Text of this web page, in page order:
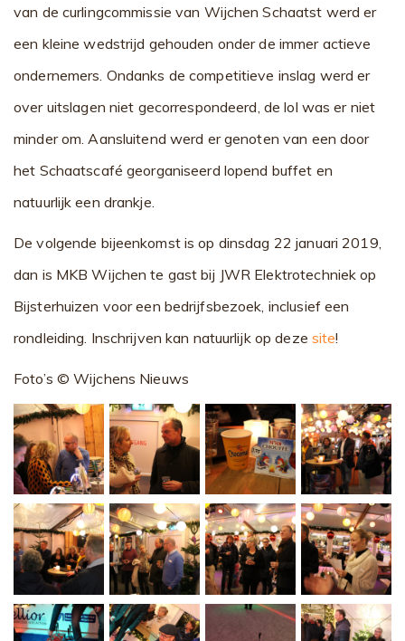
van de curlingcommissie van Wijchen Schaatst werd er
een kleine wedstrijd gehouden onder de immer actieve
ondernemers. Ondanks de competitieve inslag werd er
over uitslagen niet gecorrespondeerd, de lol was er niet
minder om. Aansluitend werd er genoten van een door
het Schaatscafé georganiseerd lopend buffet en
natuurlijk een drankje.
De volgende bijeenkomst is op dinsdag 22 januari 2019,
dan is MKB Wijchen te gast bij JWR Elektrotechniek op
Bijsterhuizen voor een bedrijfsbezoek, inclusief een
rondleiding. Inschrijven kan natuurlijk op deze site!
Foto’s © Wijchens Nieuws